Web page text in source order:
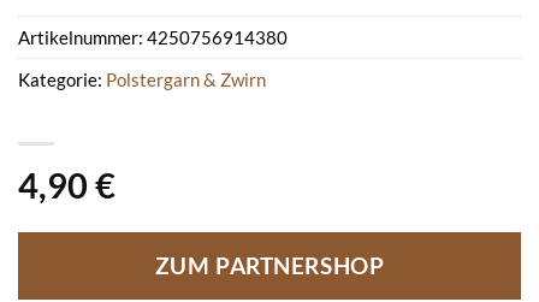
4,90 €
ZUM PARTNERSHOP
Artikelnummer: 4250756914380
Kategorie: Polstergarn & Zwirn